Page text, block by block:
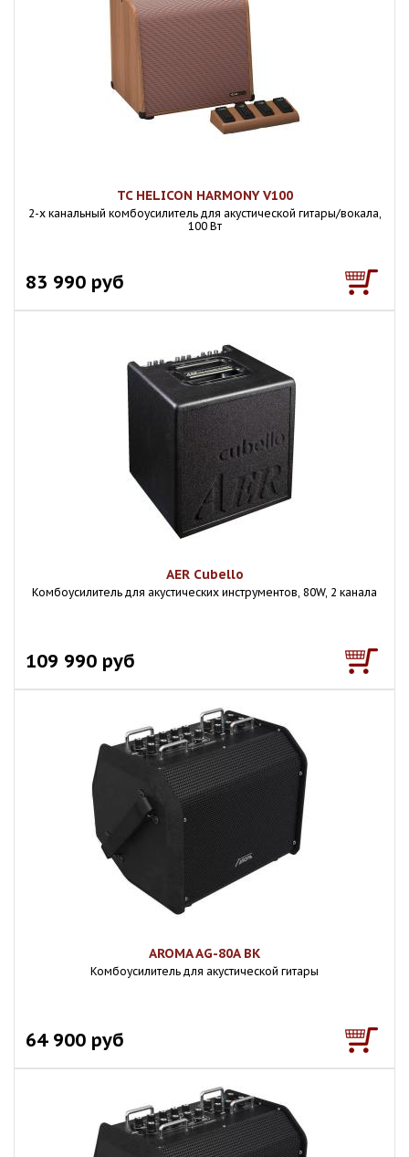
TC HELICON HARMONY V100
2-х канальный комбоусилитель для акустической гитары/вокала,
100 Вт
83 990 руб
AER Cubello
Комбоусилитель для акустических инструментов, 80W, 2 канала
109 990 руб
AROMA AG-80A BK
Комбоусилитель для акустической гитары
64 900 руб